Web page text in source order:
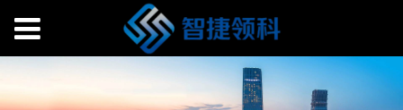
TCL实业CES 2026：